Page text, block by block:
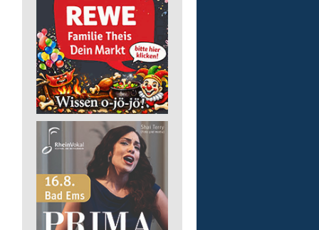
Auslieferungsfahrer/-in
für Mittagessen
Lebenshilfe im Landkreis
GmbH
57537 Mittelhof